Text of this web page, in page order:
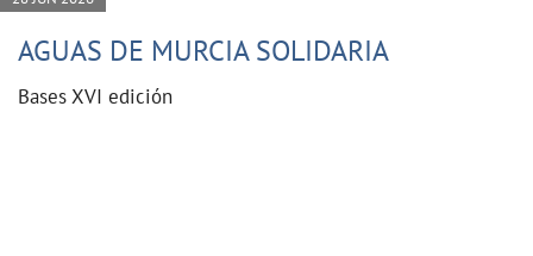
AGUAS DE MURCIA SOLIDARIA
Bases XVI edición